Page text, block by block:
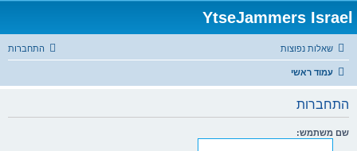
YtseJammers Israel
שאלות נפוצות התחברות
עמוד ראשי
התחברות
שם משתמש: